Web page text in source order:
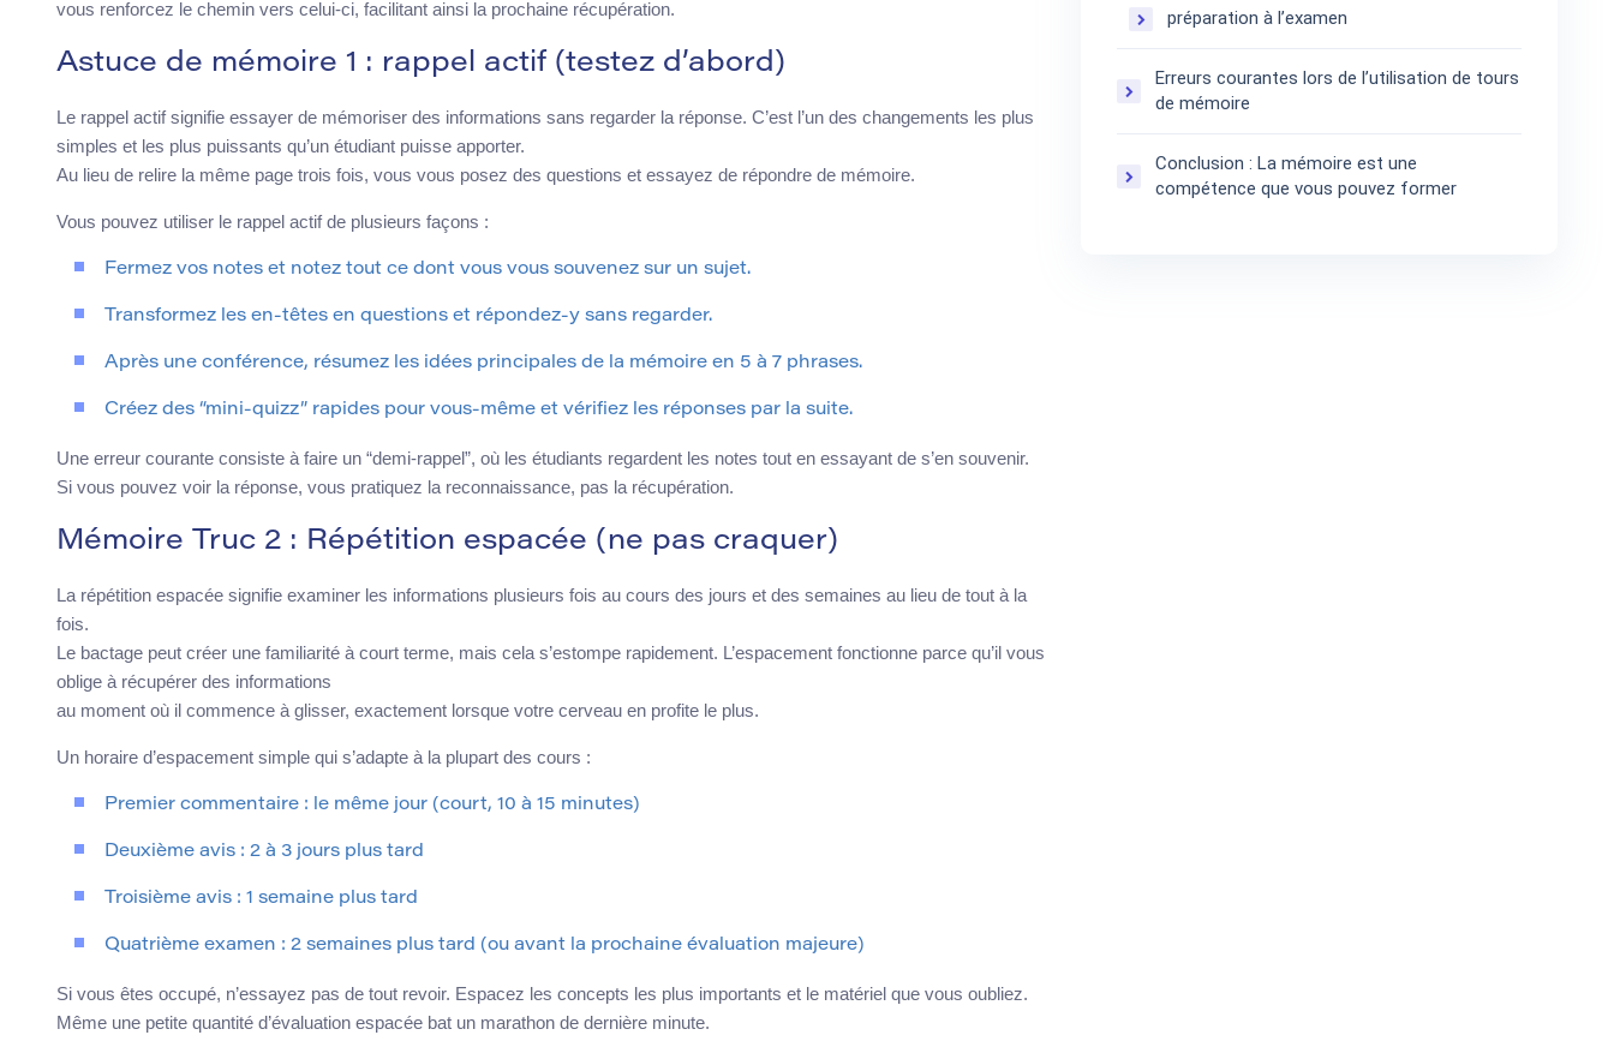
vous renforcez le chemin vers celui-ci, facilitant ainsi la prochaine récupération.
Astuce de mémoire 1 : rappel actif (testez d’abord)
Le rappel actif signifie essayer de mémoriser des informations sans regarder la réponse. C’est l’un des changements les plus
simples et les plus puissants qu’un étudiant puisse apporter.
Au lieu de relire la même page trois fois, vous vous posez des questions et essayez de répondre de mémoire.
Vous pouvez utiliser le rappel actif de plusieurs façons :
Fermez vos notes et notez tout ce dont vous vous souvenez sur un sujet.
Transformez les en-têtes en questions et répondez-y sans regarder.
Après une conférence, résumez les idées principales de la mémoire en 5 à 7 phrases.
Créez des “mini-quizz” rapides pour vous-même et vérifiez les réponses par la suite.
Une erreur courante consiste à faire un “demi-rappel”, où les étudiants regardent les notes tout en essayant de s’en souvenir.
Si vous pouvez voir la réponse, vous pratiquez la reconnaissance, pas la récupération.
Mémoire Truc 2 : Répétition espacée (ne pas craquer)
La répétition espacée signifie examiner les informations plusieurs fois au cours des jours et des semaines au lieu de tout à la
fois.
Le bactage peut créer une familiarité à court terme, mais cela s’estompe rapidement. L’espacement fonctionne parce qu’il vous
oblige à récupérer des informations
au moment où il commence à glisser, exactement lorsque votre cerveau en profite le plus.
Un horaire d’espacement simple qui s’adapte à la plupart des cours :
Premier commentaire : le même jour (court, 10 à 15 minutes)
Deuxième avis : 2 à 3 jours plus tard
Troisième avis : 1 semaine plus tard
Quatrième examen : 2 semaines plus tard (ou avant la prochaine évaluation majeure)
Si vous êtes occupé, n’essayez pas de tout revoir. Espacez les concepts les plus importants et le matériel que vous oubliez.
Même une petite quantité d’évaluation espacée bat un marathon de dernière minute.
préparation à l’examen
Erreurs courantes lors de l’utilisation de tours
de mémoire
Conclusion : La mémoire est une
compétence que vous pouvez former